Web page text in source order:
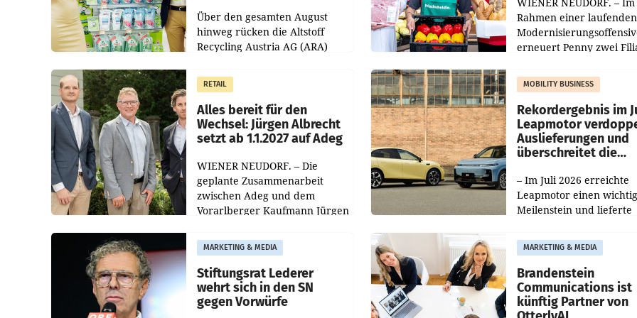
Über den gesamten August
hinweg rücken die Altstoff
Recycling Austria AG (ARA)
Müller die Initiative „Kreislauf-
Helden“ in allen
österreichischen Müller-Filialen
Rahmen einer laufenden
erneuert Penny zwei
Die beiden Standorte
Haag sowie im rund
RETAIL
Alles bereit für den
Wechsel: Jürgen Albrecht
setzt ab 1.1.2027 auf Adeg
WIENER NEUDORF. – Die
geplante Zusammenarbeit
zwischen Adeg und dem
Vorarlberger Kaufmann Jürgen
freigegeben: Die
Bundeswettbewerbsbehörde
und der Bundeskartellanwalt
MOBILITY BUSINESS
Rekordergebnis im
Leapmotor
Auslieferungen und
überschreitet die
– Im Juli 2026 erreichte
Leapmotor einen
Meilenstein und lieferte
aus, womit sich das
gegenüber Juli 2025
verdoppelte (+102
MARKETING & MEDIA
Stiftungsrat Lederer
wehrt sich in den SN
gegen Vorwürfe
MARKETING & MEDIA
Brandenstein
Communications ist
künftig Partner von